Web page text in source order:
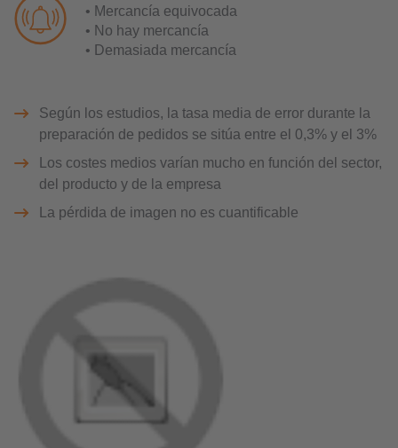
• Mercancía equivocada
• No hay mercancía
• Demasiada mercancía
Según los estudios, la tasa media de error durante la
preparación de pedidos se sitúa entre el 0,3% y el 3%
Los costes medios varían mucho en función del sector,
del producto y de la empresa
La pérdida de imagen no es cuantificable